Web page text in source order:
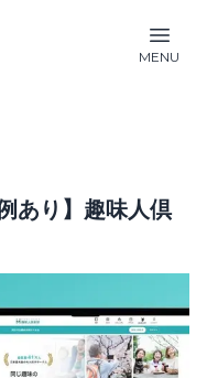
MENU
あり】趣味人倶